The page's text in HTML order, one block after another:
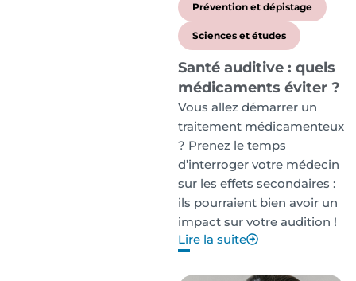
Prévention et dépistage
Sciences et études
Santé auditive : quels
médicaments éviter ?
Vous allez démarrer un
traitement médicamenteux
? Prenez le temps
d’interroger votre médecin
sur les effets secondaires :
ils pourraient bien avoir un
impact sur votre audition !
Lire la suite